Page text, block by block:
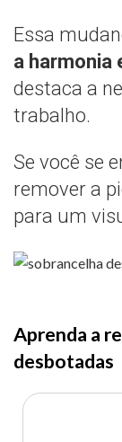
Essa
a harmonia
destaca a
trabalho.
Se você se
remover a
para um
Aprenda a
desbotadas